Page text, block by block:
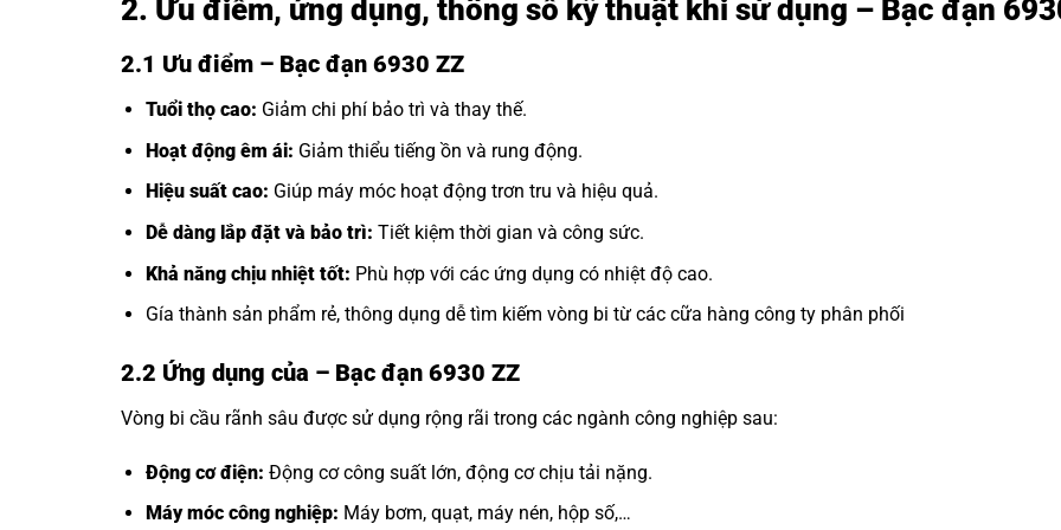
2. Ưu điểm, ứng dụng, thông số kỹ thuật khi sử dụng – Bạc đạn
2.1 Ưu điểm – Bạc đạn 6930 ZZ
Tuổi thọ cao: Giảm chi phí bảo trì và thay thế.
Hoạt động êm ái: Giảm thiểu tiếng ồn và rung động.
Hiệu suất cao: Giúp máy móc hoạt động trơn tru và hiệu quả.
Dễ dàng lắp đặt và bảo trì: Tiết kiệm thời gian và công sức.
Khả năng chịu nhiệt tốt: Phù hợp với các ứng dụng có nhiệt độ cao.
Gía thành sản phẩm rẻ, thông dụng dễ tìm kiếm vòng bi từ các cữa hàng công ty phân phối
2.2 Ứng dụng của – Bạc đạn 6930 ZZ
Vòng bi cầu rãnh sâu được sử dụng rộng rãi trong các ngành công nghiệp sau:
Động cơ điện: Động cơ công suất lớn, động cơ chịu tải nặng.
Máy móc công nghiệp: Máy bơm, quạt, máy nén, hộp số,…